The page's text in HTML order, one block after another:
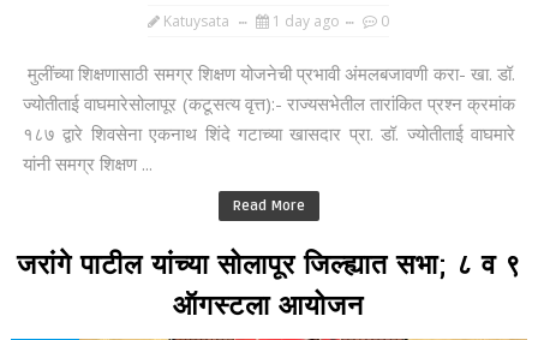
Katuysata 1 day ago 0
मुलींच्या शिक्षणासाठी समग्र शिक्षण योजनेची प्रभावी अंमलबजावणी करा- खा. डॉ.
ज्योतीताई वाघमारेसोलापूर (कटूसत्य वृत्त):- राज्यसभेतील तारांकित प्रश्न क्रमांक
१८७ द्वारे शिवसेना एकनाथ शिंदे गटाच्या खासदार प्रा. डॉ. ज्योतीताई वाघमारे
यांनी समग्र शिक्षण ...
Read More
जरांगे पाटील यांच्या सोलापूर जिल्ह्यात सभा; ८ व ९
ऑगस्टला आयोजन